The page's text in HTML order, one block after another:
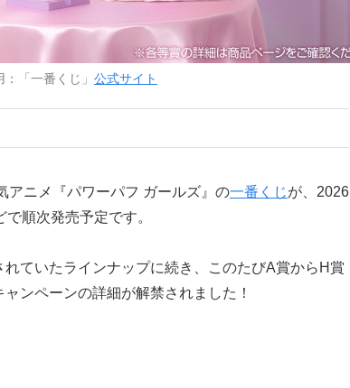
：「一番くじ」 公式サイト
アニメ『パワーパフ ガールズ』の一番くじが、2026
順次発売予定です。
ていたラインナップに続き、このたびA賞からH賞
ンペーンの詳細が解禁されました！